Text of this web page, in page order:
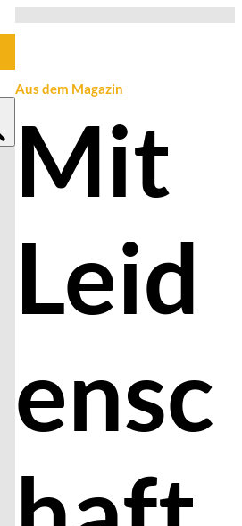
Aus dem Magazin
Mit
Leid
ensc